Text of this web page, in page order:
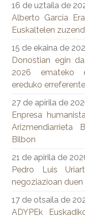
16 de uztaila de
Alberto Garcia
Euskaltelen
15 de ekaina de
Donostian egin
2026 emateko
ereduko
27 de apirila de
Enpresa
Arizmendiarrieta
Bilbon
21 de apirila de
Pedro Luis
negoziazioan
17 de otsaila de
ADYPEk